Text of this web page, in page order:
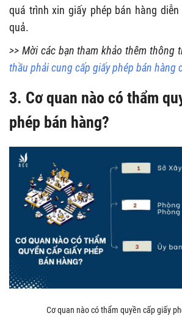
quá trình xin giấy phép bán hàng
quả.
>> Mời các bạn tham khảo thêm thông
thầu phải cung cấp giấy phép bán hàng
3. Cơ quan nào có thẩm
phép bán hàng?
Cơ quan nào có thẩm quyền cấp giấy